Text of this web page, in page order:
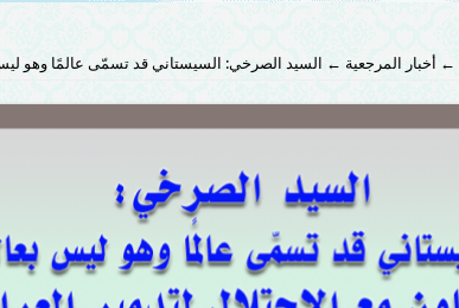
← أخبار المرجعية ← السيد الصرخي: السيستاني قد تسمّى عالمًا وهو ليس